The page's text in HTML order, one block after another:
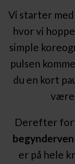
Vi starter med
hvor vi
simple
pulsen
du en kort
være
Derefter
er på hele